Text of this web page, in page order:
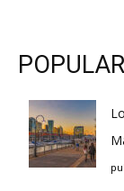
POPULAR